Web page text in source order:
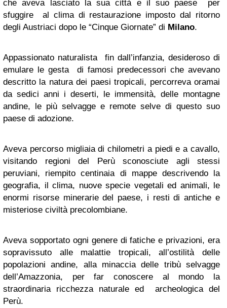
che aveva lasciato la sua città e il suo paese per
sfuggire al clima di restaurazione imposto dal ritorno
degli Austriaci dopo le “Cinque Giornate” di Milano.
Appassionato naturalista fin dall’infanzia, desideroso di
emulare le gesta di famosi predecessori che avevano
descritto la natura dei paesi tropicali, percorreva oramai
da sedici anni i deserti, le immensità, delle montagne
andine, le più selvagge e remote selve di questo suo
paese di adozione.
Aveva percorso migliaia di chilometri a piedi e a cavallo,
visitando regioni del Perù sconosciute agli stessi
peruviani, riempito centinaia di mappe descrivendo la
geografia, il clima, nuove specie vegetali ed animali, le
enormi risorse minerarie del paese, i resti di antiche e
misteriose civiltà precolombiane.
Aveva sopportato ogni genere di fatiche e privazioni, era
sopravissuto alle malattie tropicali, all’ostilità delle
popolazioni andine, alla minaccia delle tribù selvagge
dell’Amazzonia, per far conoscere al mondo la
straordinaria ricchezza naturale ed archeologica del
Perù.